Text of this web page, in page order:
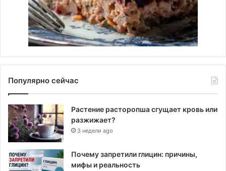
Популярно сейчас
Растение расторопша сгущает кровь или
разжижает?
3 недели ago
Почему запретили глицин: причины,
мифы и реальность